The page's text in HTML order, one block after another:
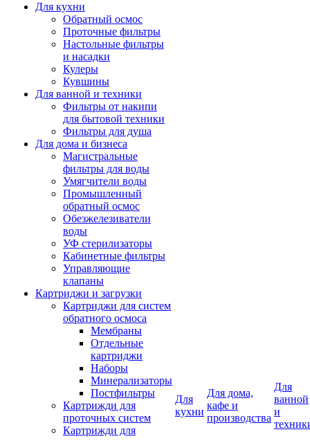
Для кухни
Обратный осмос
Проточные фильтры
Настольные фильтры
и насадки
Кулеры
Кувшины
Для ванной и техники
Фильтры от накипи
для бытовой техники
Фильтры для душа
Для дома и бизнеса
Магистральные
фильтры для воды
Умягчители воды
Промышленный
обратный осмос
Обезжелезиватели
воды
УФ стерилизаторы
Кабинетные фильтры
Управляющие
клапаны
Картриджи и загрузки
Картриджи для систем
обратного осмоса
Мембраны
Отдельные
картриджи
Наборы
Минерализаторы
Постфильтры
Картрижди для
проточных систем
Картрижди для
Для
кухни
Для дома,
кафе и
производства
Для
ванной
и